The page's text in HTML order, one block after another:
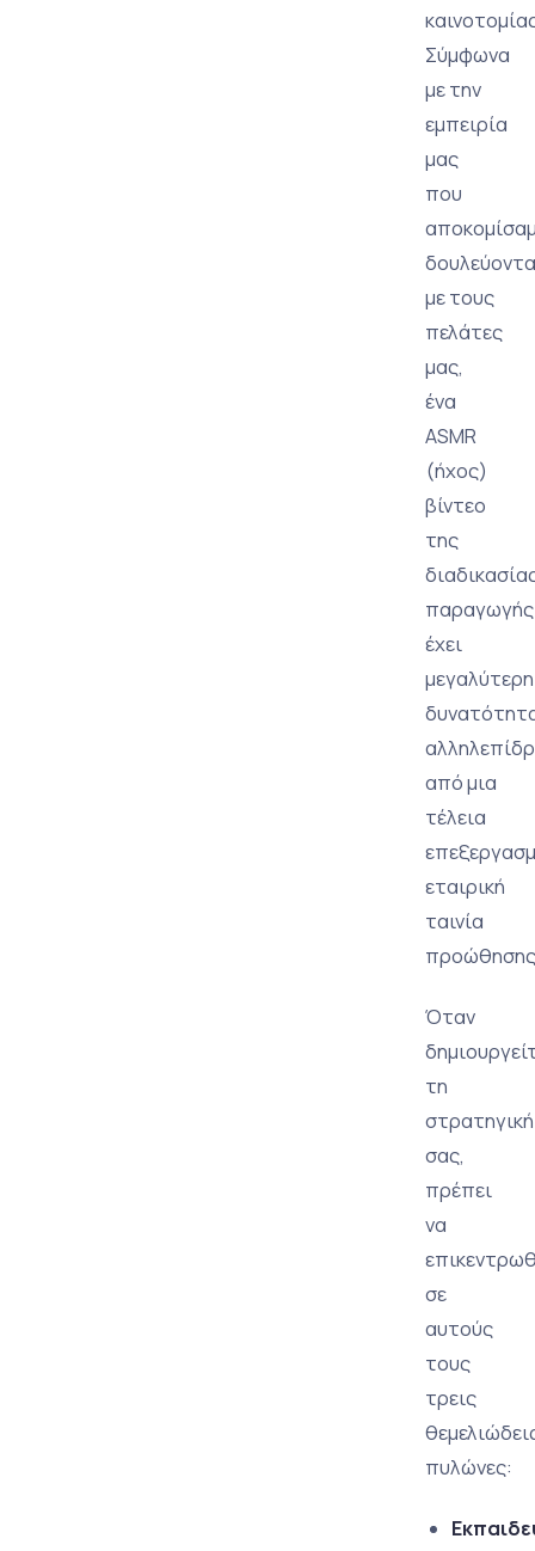
Σύμφωνα
με την
εμπειρία
μας
που
με τους
πελάτες
μας,
ένα
ASMR
(ήχος)
βίντεο
της
παραγωγής
έχει
μεγαλύτερη
από μια
τέλεια
εταιρική
ταινία
Όταν
τη
στρατηγική
σας,
πρέπει
να
σε
αυτούς
τους
τρεις
πυλώνες: